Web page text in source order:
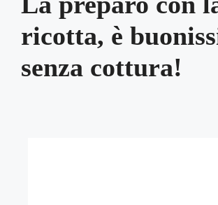
ricotta, è
senza cottura!